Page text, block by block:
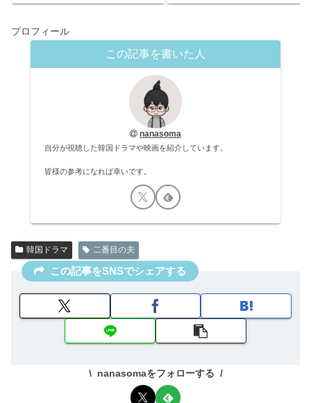
プロフィール
この記事を書いた人
nanasoma
自分が視聴した韓国ドラマや映画を紹介しています。
皆様の参考になれば幸いです。
韓国ドラマ 二番目の夫
この記事をSNSでシェアする
nanasomaをフォローする